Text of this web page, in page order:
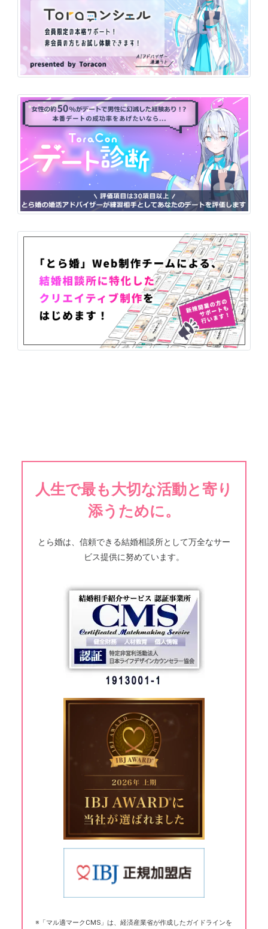
人生で最も大切な活動と寄り
添うために。
とら婚は、信頼できる結婚相談所として万全なサー
ビス提供に努めています。
※「マル適マークCMS」は、経済産業省が作成したガイドラインを